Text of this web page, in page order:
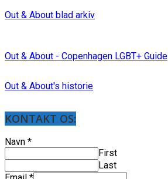
Out & About blad arkiv
Out & About - Copenhagen LGBT+ Guide
Out & About's historie
KONTAKT OS:
Navn *
First
Last